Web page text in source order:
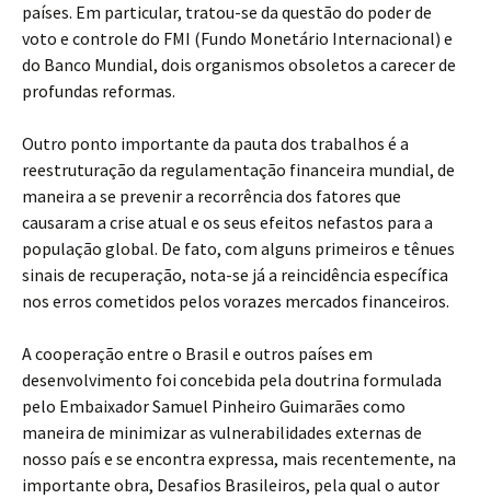
países. Em particular, tratou-se da questão do poder de
voto e controle do FMI (Fundo Monetário Internacional) e
do Banco Mundial, dois organismos obsoletos a carecer de
profundas reformas.
Outro ponto importante da pauta dos trabalhos é a
reestruturação da regulamentação financeira mundial, de
maneira a se prevenir a recorrência dos fatores que
causaram a crise atual e os seus efeitos nefastos para a
população global. De fato, com alguns primeiros e tênues
sinais de recuperação, nota-se já a reincidência específica
nos erros cometidos pelos vorazes mercados financeiros.
A cooperação entre o Brasil e outros países em
desenvolvimento foi concebida pela doutrina formulada
pelo Embaixador Samuel Pinheiro Guimarães como
maneira de minimizar as vulnerabilidades externas de
nosso país e se encontra expressa, mais recentemente, na
importante obra, Desafios Brasileiros, pela qual o autor